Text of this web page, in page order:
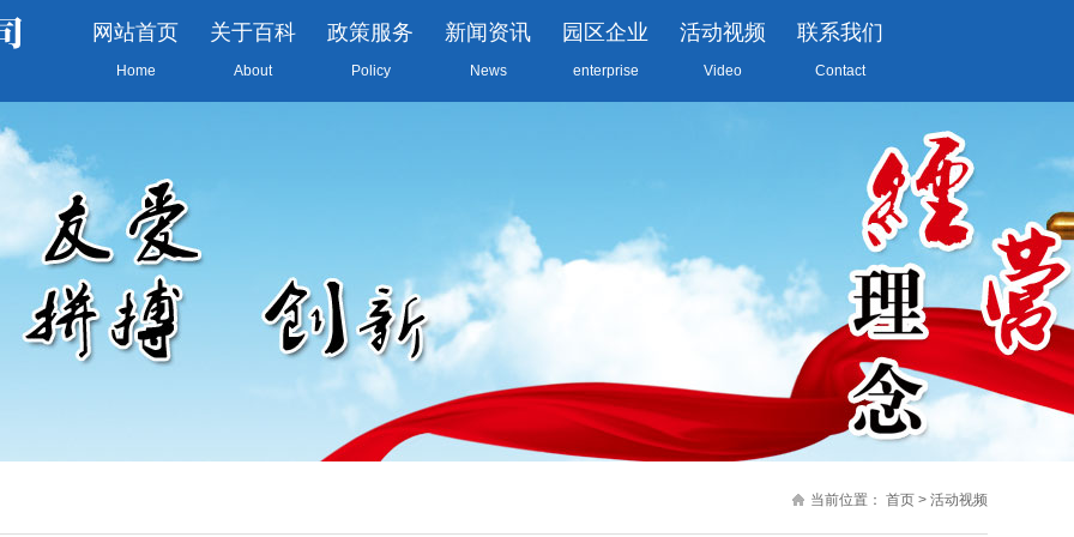
网站首页
Home
关于百科
About
政策服务
Policy
新闻资讯
News
园区企业
enterprise
活动视频
Video
联系我们
Contact
当前位置： 首页 > 活动视频